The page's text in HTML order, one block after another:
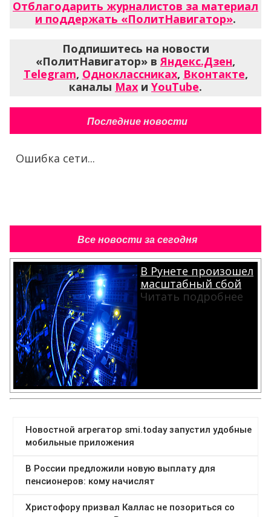
Отблагодарить журналистов за материал
и поддержать «ПолитНавигатор».
Подпишитесь на новости
«ПолитНавигатор» вЯндекс.Дзен,
Telegram, Одноклассниках, Вконтакте,
каналы Max и YouTube.
Последние новости
Ошибка сети...
Все новости за сегодня
В Рунете произошел
масштабный сбой
Читать подробнее